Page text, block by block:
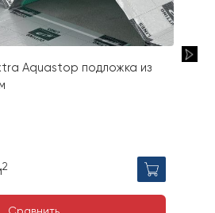
Aquastop подложка из
2